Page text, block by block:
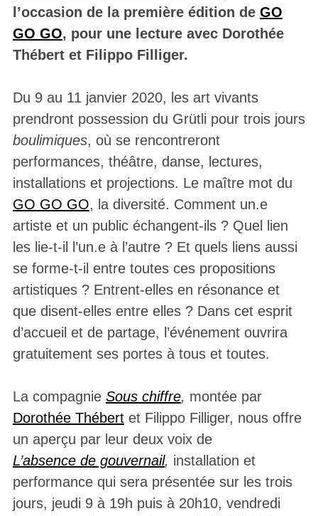
l’occasion de la première édition de GO
GO GO, pour une lecture avec Dorothée
Thébert et Filippo Filliger.
Du 9 au 11 janvier 2020, les art vivants
prendront possession du Grütli pour trois jours
boulimiques, où se rencontreront
performances, théâtre, danse, lectures,
installations et projections. Le maître mot du
GO GO GO, la diversité. Comment un.e
artiste et un public échangent-ils ? Quel lien
les lie-t-il l’un.e à l’autre ? Et quels liens aussi
se forme-t-il entre toutes ces propositions
artistiques ? Entrent-elles en résonance et
que disent-elles entre elles ? Dans cet esprit
d’accueil et de partage, l’événement ouvrira
gratuitement ses portes à tous et toutes.
La compagnie Sous chiffre, montée par
Dorothée Thébertet Filippo Filliger, nous offre
un aperçu par leur deux voix de
L’absence de gouvernail, installation et
performance qui sera présentée sur les trois
jours, jeudi 9 à 19h puis à 20h10, vendredi